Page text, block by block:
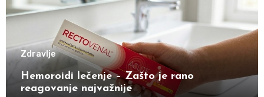
Zdravlje
Hemoroidi lečenje – Zašto je rano
reagovanje najvažnije